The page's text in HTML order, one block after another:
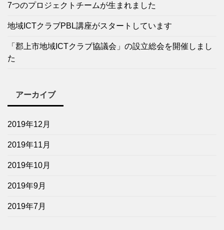
7つのプロジェクトチームが生まれました
地域ICTクラブPBL講座がスタートしています
「郡上市地域ICTクラブ協議会」の設立総会を開催しまし
た
アーカイブ
2019年12月
2019年11月
2019年10月
2019年9月
2019年7月